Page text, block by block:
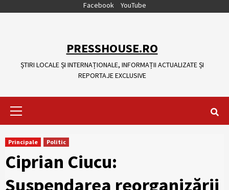
Facebook YouTube
PRESSHOUSE.RO
ȘTIRI LOCALE ȘI INTERNAȚIONALE, INFORMAȚII ACTUALIZATE ȘI
REPORTAJE EXCLUSIVE
Principale Politic
Ciprian Ciucu:
Suspendarea reorganizării